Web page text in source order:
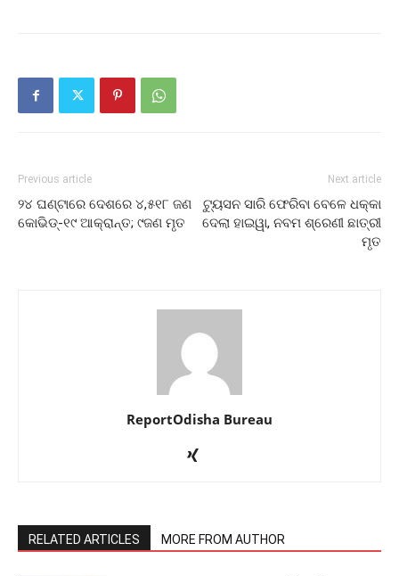
Previous article
୨୪ ଘଣ୍ଟାରେ ଦେଶରେ ୪,୫୧୮ ଜଣ
କୋଭିଡ୍‌-୧୯ ଆକ୍ରାନ୍ତ; ୯ଜଣ ମୃତ
Next article
ଟ୍ୟୁସନ ସାରି ଫେରିବା ବେଳେ ଧକ୍କା
ଦେଲା ହାଇୱା, ନବମ ଶ୍ରେଣୀ ଛାତ୍ରୀ
ମୃତ
ReportOdisha Bureau
RELATED ARTICLES MORE FROM AUTHOR